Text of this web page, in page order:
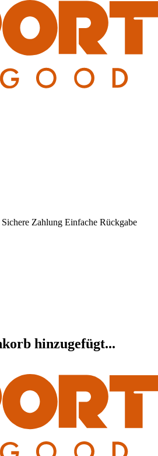
Sichere Zahlung Einfache Rückgabe
hinzugefügt...